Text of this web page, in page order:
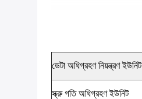
ডেটা অধিগ্রহণ নিয়ন্ত্রণ ইউনিট
স্ক্রু গতি অধিগ্রহণ ইউনিট